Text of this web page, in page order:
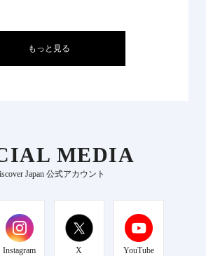
もっと見る
MEDIA
Japan 公式アカウント
Instagram X YouTube